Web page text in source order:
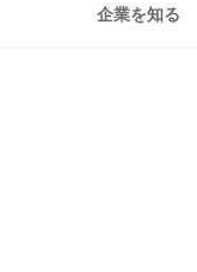
企業を知る